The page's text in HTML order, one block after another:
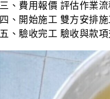
三、費用報價 評估作業
四、開始施工 雙方安排
五、驗收完工 驗收與款